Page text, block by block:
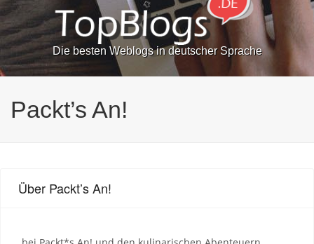
Die besten Weblogs in deutscher Sprache
Packt’s An!
Über Packt’s An!